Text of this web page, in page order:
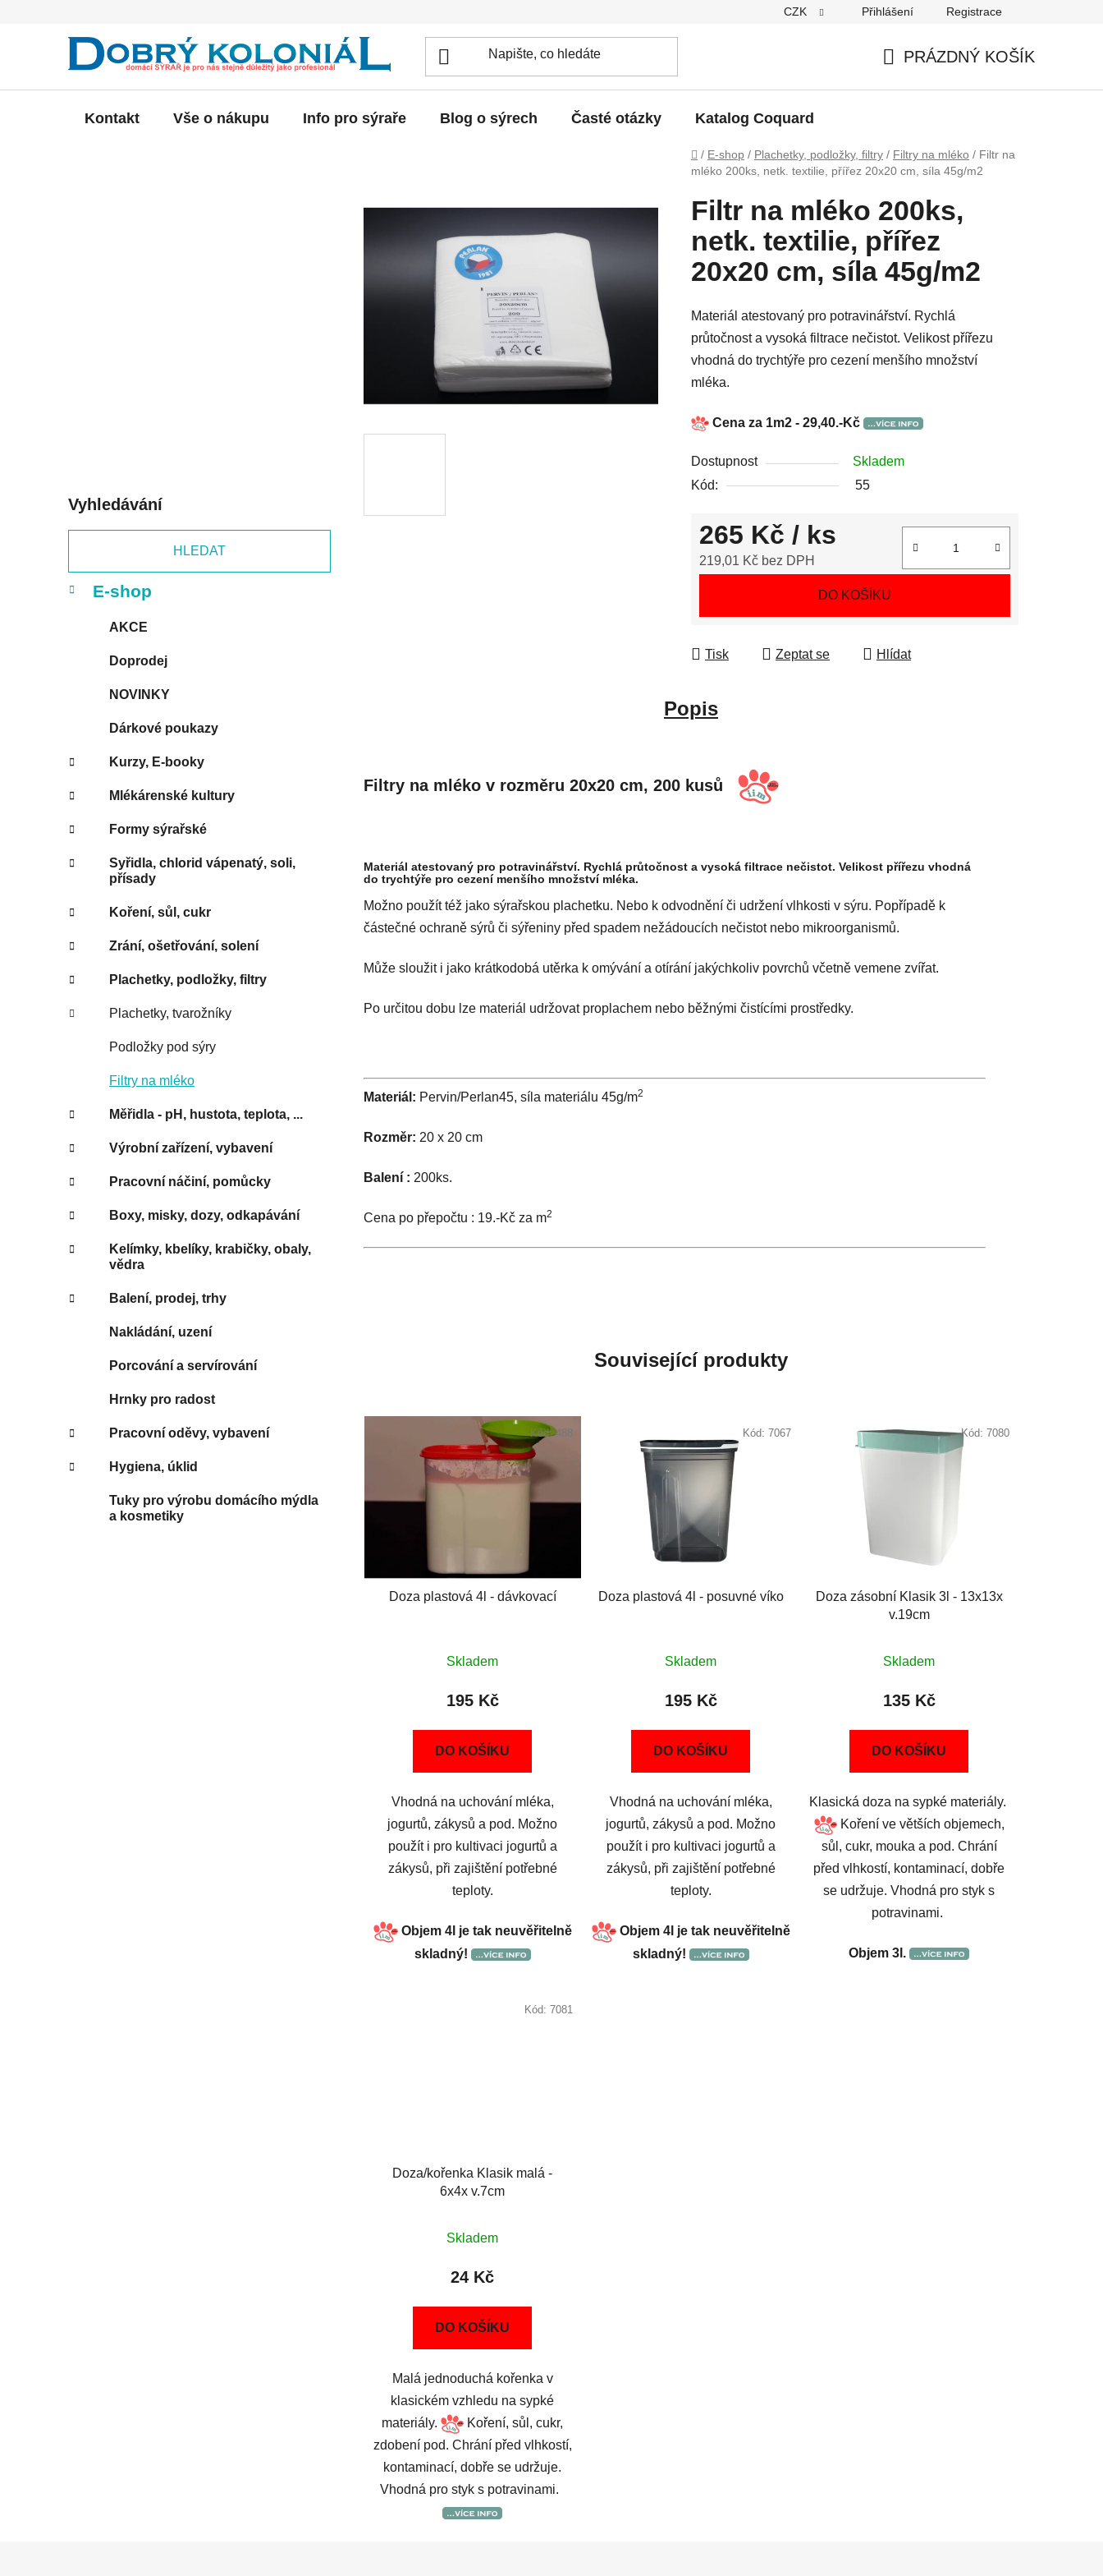
CZK Přihlášení Registrace
PRÁZDNÝ KOŠÍK
Kontakt Vše o nákupu Info pro sýraře Blog o sýrech Časté otázky Katalog Coquard
Domů
/ E-shop / Plachetky, podložky, filtry / Filtry na mléko / Filtr na
mléko 200ks, netk. textilie, přířez 20x20 cm, síla 45g/m2
Vyhledávání
HLEDAT
kategorie
K
a
E-shop
AKCE
Doprodej
NOVINKY
Dárkové poukazy
Kurzy, E-booky
Mlékárenské kultury
Formy sýrařské
Syřidla, chlorid vápenatý, soli,
přísady
Koření, sůl, cukr
Zrání, ošetřování, solení
Plachetky, podložky, filtry
Plachetky, tvarožníky
Podložky pod sýry
Filtry na mléko
Měřidla - pH, hustota, teplota, ...
Výrobní zařízení, vybavení
Pracovní náčiní, pomůcky
Boxy, misky, dozy, odkapávání
Kelímky, kbelíky, krabičky, obaly,
vědra
Balení, prodej, trhy
Nakládání, uzení
Porcování a servírování
Hrnky pro radost
Pracovní oděvy, vybavení
Hygiena, úklid
Tuky pro výrobu domácího mýdla
a kosmetiky
Filtr na mléko 200ks,
netk. textilie, přířez
20x20 cm, síla 45g/m2
Materiál atestovaný pro potravinářství. Rychlá
průtočnost a vysoká filtrace nečistot. Velikost přířezu
vhodná do trychtýře pro cezení menšího množství
mléka.
Cena za 1m2 - 29,40.-Kč
Dostupnost
Skladem
Kód:
55
265 Kč / ks
219,01 Kč bez DPH
DO KOŠÍKU
Tisk Zeptat se Hlídat
Popis
Filtry na mléko v rozměru 20x20 cm, 200 kusů
Materiál atestovaný pro potravinářství. Rychlá průtočnost a vysoká filtrace nečistot. Velikost přířezu vhodná
do trychtýře pro cezení menšího množství mléka.
Možno použít též jako sýrařskou plachetku. Nebo k odvodnění či udržení vlhkosti v sýru. Popřípadě k
částečné ochraně sýrů či sýřeniny před spadem nežádoucích nečistot nebo mikroorganismů.
Může sloužit i jako krátkodobá utěrka k omývání a otírání jakýchkoliv povrchů včetně vemene zvířat.
Po určitou dobu lze materiál udržovat proplachem nebo běžnými čistícími prostředky.
Materiál: Pervin/Perlan45, síla materiálu 45g/m2
Rozměr: 20 x 20 cm
Balení : 200ks.
Cena po přepočtu : 19.-Kč za m2
Související produkty
Doza plastová 4l - dávkovací
Skladem
195 Kč
DO KOŠÍKU
Vhodná na uchování mléka,
jogurtů, zákysů a pod. Možno
použít i pro kultivaci jogurtů a
zákysů, při zajištění potřebné
teploty.
Objem 4l je tak neuvěřitelně
skladný!
Kód:488
Doza plastová 4l - posuvné víko
Skladem
195 Kč
DO KOŠÍKU
Vhodná na uchování mléka,
jogurtů, zákysů a pod. Možno
použít i pro kultivaci jogurtů a
zákysů, při zajištění potřebné
teploty.
Objem 4l je tak neuvěřitelně
skladný!
Kód: 7067
Doza zásobní Klasik 3l - 13x13x
v.19cm
Skladem
135 Kč
DO KOŠÍKU
Klasická doza na sypké materiály.
Koření ve větších objemech,
sůl, cukr, mouka a pod. Chrání
před vlhkostí, kontaminací, dobře
se udržuje. Vhodná pro styk s
potravinami.
Objem 3l.
Kód: 7080
Doza/kořenka Klasik malá -
6x4x v.7cm
Skladem
24 Kč
DO KOŠÍKU
Malá jednoduchá kořenka v
klasickém vzhledu na sypké
materiály.
Koření, sůl, cukr,
zdobení pod. Chrání před vlhkostí,
kontaminací, dobře se udržuje.
Vhodná pro styk s potravinami.
Kód: 7081